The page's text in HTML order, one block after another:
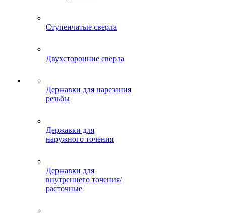
Ступенчатые сверла
Двухсторонние сверла
Державки для нарезания
резьбы
Державки для
наружного точения
Державки для
внутреннего точения/
расточные